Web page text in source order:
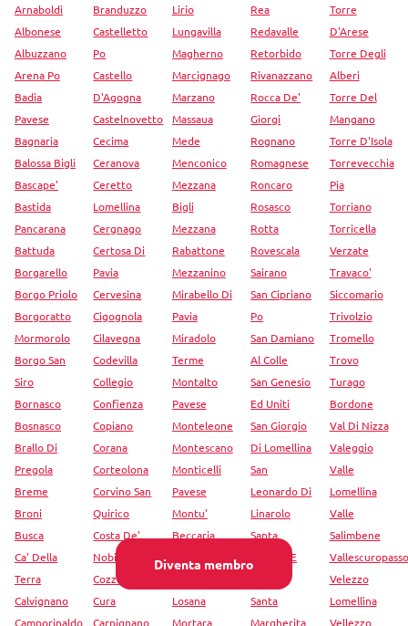
Diventa membro
Arnaboldi
Albonese
Albuzzano
Arena Po
Badia
Pavese
Bagnaria
Balossa Bigli
Bascape'
Bastida
Pancarana
Battuda
Borgarello
Borgo Priolo
Borgoratto
Mormorolo
Borgo San
Siro
Bornasco
Bosnasco
Brallo Di
Pregola
Breme
Broni
Busca
Ca' Della
Terra
Calvignano
Camporinaldo
Branduzzo
Castelletto
Po
Castello
D'Agogna
Castelnovetto
Cecima
Ceranova
Ceretto
Lomellina
Cergnago
Certosa Di
Pavia
Cervesina
Cigognola
Cilavegna
Codevilla
Collegio
Confienza
Copiano
Corana
Corteolona
Corvino San
Quirico
Costa De'
Nobili
Cozzo
Cura
Carpignano
Lirio
Lungavilla
Magherno
Marcignago
Marzano
Massaua
Mede
Menconico
Mezzana
Bigli
Mezzana
Rabattone
Mezzanino
Mirabello Di
Pavia
Miradolo
Terme
Montalto
Pavese
Monteleone
Montescano
Monticelli
Pavese
Montu'
Beccaria
Losana
Mortara
Rea
Redavalle
Retorbido
Rivanazzano
Rocca De'
Giorgi
Rognano
Romagnese
Roncaro
Rosasco
Rotta
Rovescala
Sairano
San Cipriano
Po
San Damiano
Al Colle
San Genesio
Ed Uniti
San Giorgio
Di Lomellina
San
Leonardo Di
Linarolo
Santa
Cristina E
Santa
Margherita
Torre
D'Arese
Torre Degli
Alberi
Torre Del
Mangano
Torre D'Isola
Torrevecchia
Pia
Torriano
Torricella
Verzate
Travaco'
Siccomario
Trivolzio
Tromello
Trovo
Turago
Bordone
Val Di Nizza
Valeggio
Valle
Lomellina
Valle
Salimbene
Vallescuropasso
Velezzo
Lomellina
Vellezzo